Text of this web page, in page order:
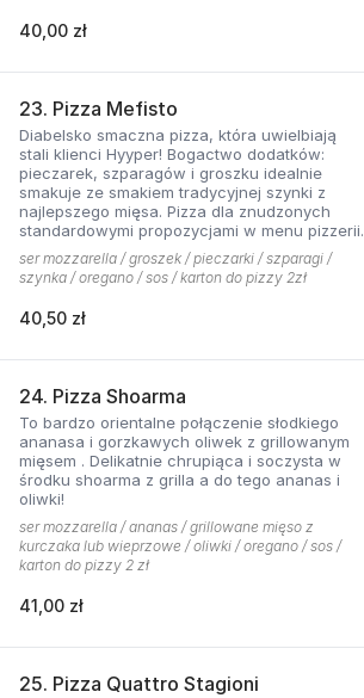
40,00 zł
23. Pizza Mefisto
Diabelsko smaczna pizza, która uwielbiają
stali klienci Hyyper! Bogactwo dodatków:
pieczarek, szparagów i groszku idealnie
smakuje ze smakiem tradycyjnej szynki z
najlepszego mięsa. Pizza dla znudzonych
standardowymi propozycjami w menu pizzerii.
ser mozzarella / groszek / pieczarki / szparagi /
szynka / oregano / sos / karton do pizzy 2zł
40,50 zł
24. Pizza Shoarma
To bardzo orientalne połączenie słodkiego
ananasa i gorzkawych oliwek z grillowanym
mięsem . Delikatnie chrupiąca i soczysta w
środku shoarma z grilla a do tego ananas i
oliwki!
ser mozzarella / ananas / grillowane mięso z
kurczaka lub wieprzowe / oliwki / oregano / sos /
karton do pizzy 2 zł
41,00 zł
25. Pizza Quattro Stagioni